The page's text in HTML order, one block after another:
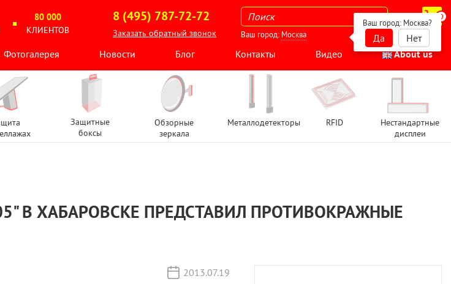
80 000
КЛИЕНТОВ
8 (495) 787-72-72
Заказать обратный звонок
0
Ваш город: Москва
Ваш город: Москва?
Да
Нет
Фотогалерея Новости Блог Контакты Видео About us
Защитные
боксы
Обзорные
зеркала
Металлодетекторы RFID
Нестандартные
дисплеи
В ХАБАРОВСКЕ ПРЕДСТАВИЛ ПРОТИВОКРАЖНЫЕ
2013.07.19